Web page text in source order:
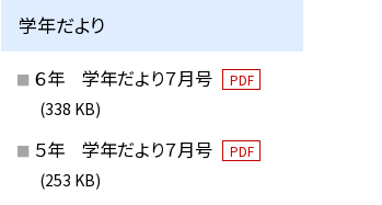
学年だより
６年 学年だより７月号 PDF
(338 KB)
５年 学年だより７月号 PDF
(253 KB)